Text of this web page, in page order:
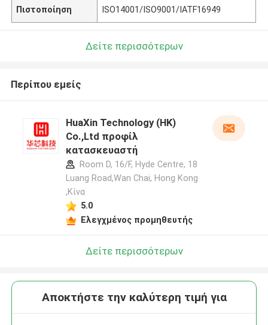
Πιστοποίηση ISO14001/ISO9001/IATF16949
Δείτε περισσότερων
Περίπου εμείς
HuaXin Technology (HK)
Co.,Ltd προφίλ
κατασκευαστή
Room D, 16/F, Hyde Centre, 18
Luang Road,Wan Chai, Hong Kong
,Κίνα
5.0
Ελεγχμένος προμηθευτής
Δείτε περισσότερων
Αποκτήστε την καλύτερη τιμή για